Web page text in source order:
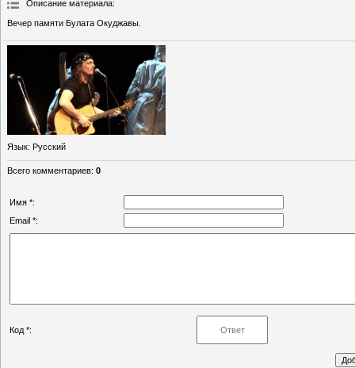
Описание материала:
Вечер памяти Булата Окуджавы.
Язык: Русский
Всего комментариев: 0
Имя *:
Email *:
Код *: